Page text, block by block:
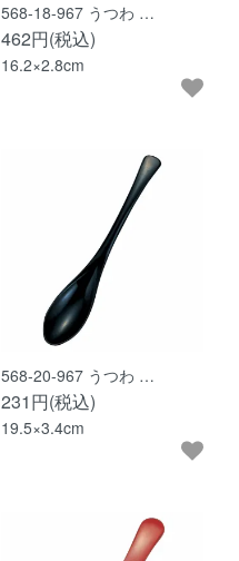
568-18-967 うつわ …
462円(税込)
16.2×2.8cm
568-20-967 うつわ …
231円(税込)
19.5×3.4cm